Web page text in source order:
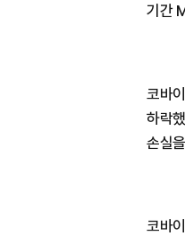
기간
코바
하락
손실
코바